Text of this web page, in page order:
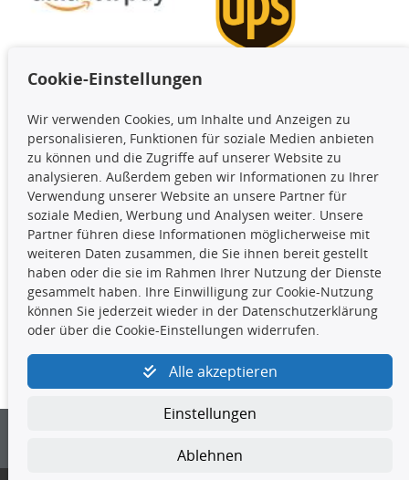
Die hier angezeigten Daten,
insbesondere die gesamte Datenbank,
dürfen nicht kopiert werden. Es ist zu
unterlassen, die Daten oder die gesamte Datenbank ohne
vorherige Zustimmung TecDocs zu vervielfältigen, zu
verbreiten und/oder diese Handlungen durch Dritte ausführen
zu lassen. Ein Zuwiderhandeln stellt eine
Urheberrechtsverletzung dar und wird verfolgt.
Kontakt
4yourcar GmbH | Avidesweg 1 | 27386 Hemsbünde |
kundenservice@4yourcar.de
Cookie-Einstellungen
Wir verwenden Cookies, um Inhalte und Anzeigen zu
personalisieren, Funktionen für soziale Medien anbieten
zu können und die Zugriffe auf unserer Website zu
analysieren. Außerdem geben wir Informationen zu Ihrer
Verwendung unserer Website an unsere Partner für
soziale Medien, Werbung und Analysen weiter. Unsere
Partner führen diese Informationen möglicherweise mit
weiteren Daten zusammen, die Sie ihnen bereit gestellt
haben oder die sie im Rahmen Ihrer Nutzung der Dienste
gesammelt haben. Ihre Einwilligung zur Cookie-Nutzung
können Sie jederzeit wieder in der Datenschutzerklärung
oder über die Cookie-Einstellungen widerrufen.
Alle akzeptieren
Einstellungen
Ablehnen